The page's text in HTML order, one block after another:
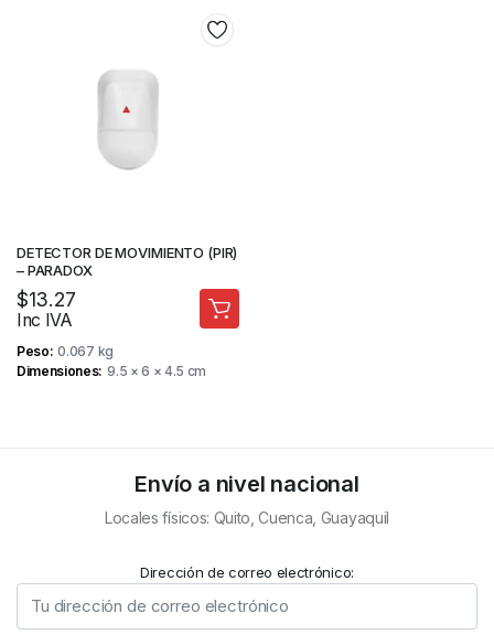
DETECTOR DE MOVIMIENTO (PIR)
– PARADOX
$13.27
Inc IVA
Peso 0.067 kg
Dimensiones 9.5 × 6 × 4.5 cm
Envío a nivel nacional
Locales físicos: Quito, Cuenca, Guayaquil
Dirección de correo electrónico: